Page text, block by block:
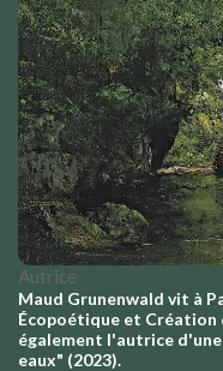
Autrice
Maud Grunenwald vit à
Écopoétique et Création
également l'autrice
eaux" (2023).